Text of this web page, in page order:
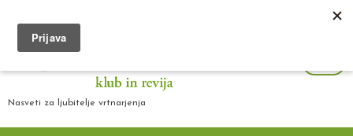
Nasveti za ljubitelje vrtnarjenja